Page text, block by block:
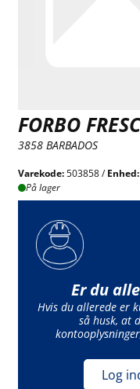
FORBO
3858 BARBADOS
Varekode:503858 /Enhed:
På lager
Er du
Hvis du allerede er
så husk, at
Log